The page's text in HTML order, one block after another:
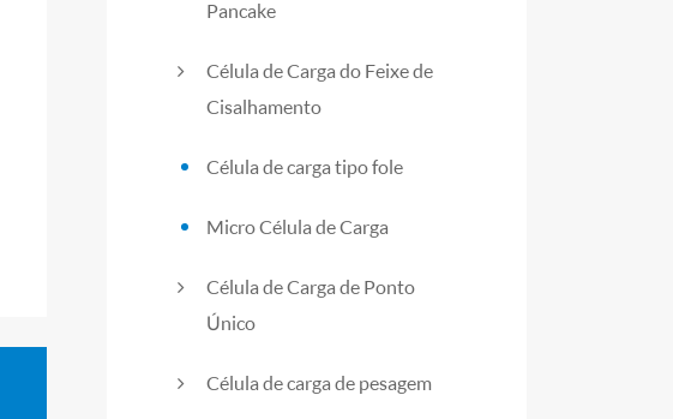
Pancake
Célula de Carga do Feixe de
Cisalhamento
Célula de carga tipo fole
Micro Célula de Carga
Célula de Carga de Ponto
Único
Célula de carga de pesagem